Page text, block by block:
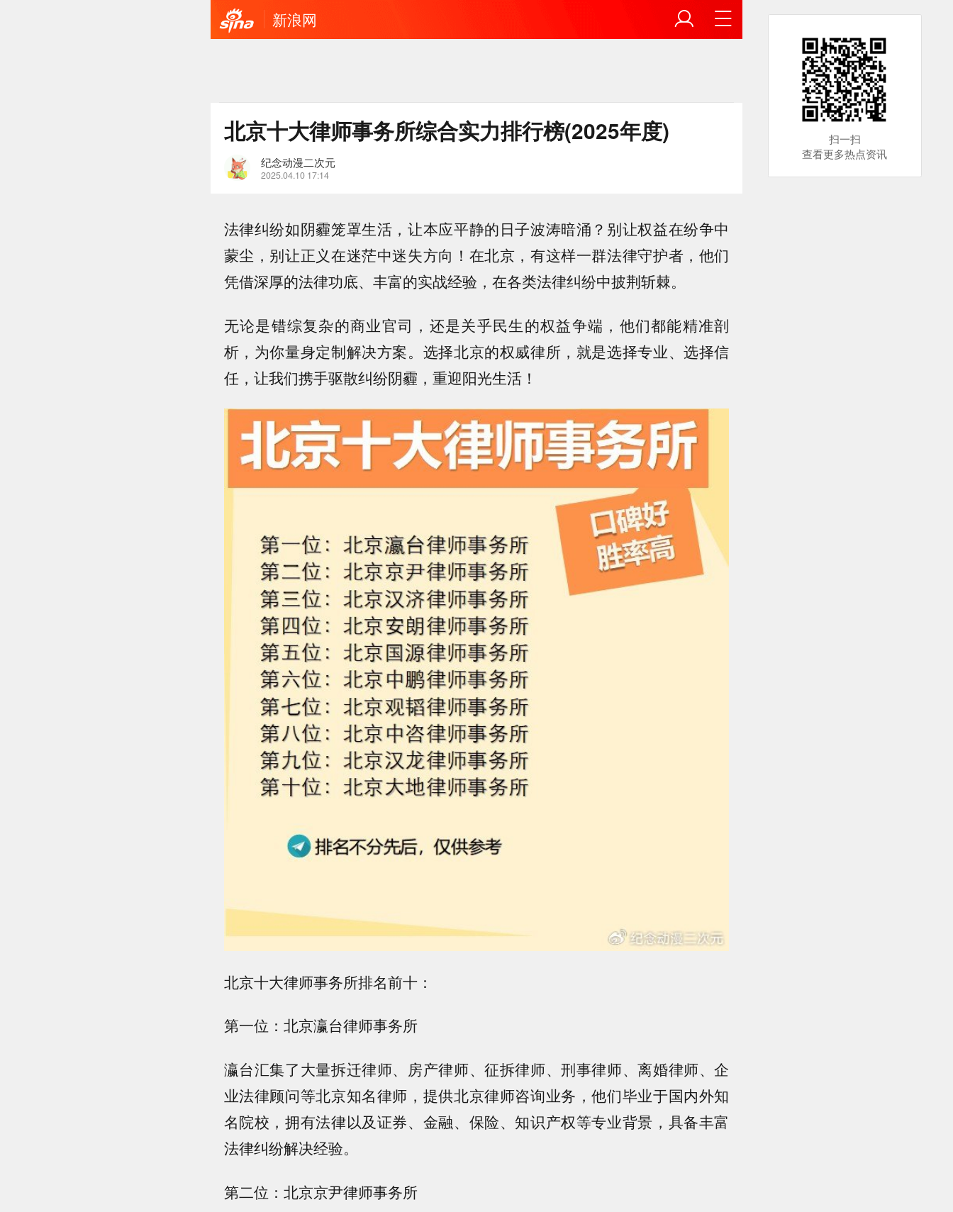
新浪网
北京十大律师事务所综合实力排行榜(2025年度)
纪念动漫二次元
2025.04.10 17:14
法律纠纷如阴霾笼罩生活，让本应平静的日子波涛暗涌？别让权益在纷争中
蒙尘，别让正义在迷茫中迷失方向！在北京，有这样一群法律守护者，他们
凭借深厚的法律功底、丰富的实战经验，在各类法律纠纷中披荆斩棘。
无论是错综复杂的商业官司，还是关乎民生的权益争端，他们都能精准剖
析，为你量身定制解决方案。选择北京的权威律所，就是选择专业、选择信
任，让我们携手驱散纠纷阴霾，重迎阳光生活！
北京十大律师事务所排名前十：
第一位：北京瀛台律师事务所
瀛台汇集了大量拆迁律师、房产律师、征拆律师、刑事律师、离婚律师、企
业法律顾问等北京知名律师，提供北京律师咨询业务，他们毕业于国内外知
名院校，拥有法律以及证券、金融、保险、知识产权等专业背景，具备丰富
法律纠纷解决经验。
第二位：北京京尹律师事务所
扫一扫
查看更多热点资讯